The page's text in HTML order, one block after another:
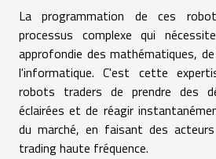
La programmation de ces
processus complexe qui
approfondie des mathématiques,
l'informatique. C'est cette
robots traders de prendre des
éclairées et de réagir
du marché, en faisant des
trading haute fréquence.